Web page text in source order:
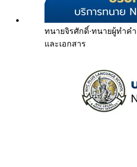
ทนายจิรศักดิ์·ทนายผู้ทำค
และเอกสาร